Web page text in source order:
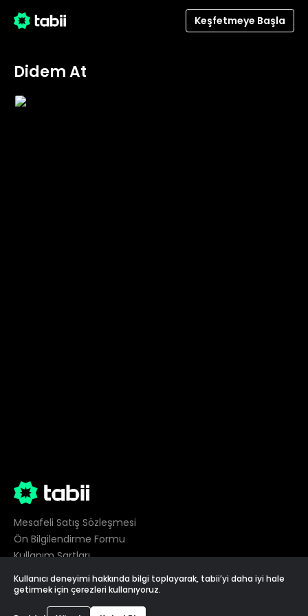
Keşfetmeye Başla
Didem At
Mesafeli Satış Sözleşmesi
Ön Bilgilendirme Formu
Kullanım Şartları
Gizlilik
Çerez Tercihleri
Kullanıcı deneyimi hakkında bilgi toplayarak, tabii’yi daha iyi hale
getirmek için çerezleri kullanıyoruz.